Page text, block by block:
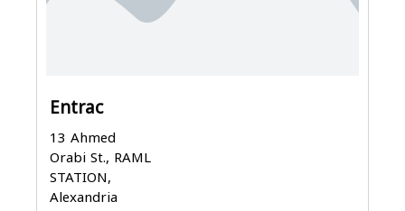
Entrac
13 Ahmed
Orabi St., RAML
STATION,
Alexandria